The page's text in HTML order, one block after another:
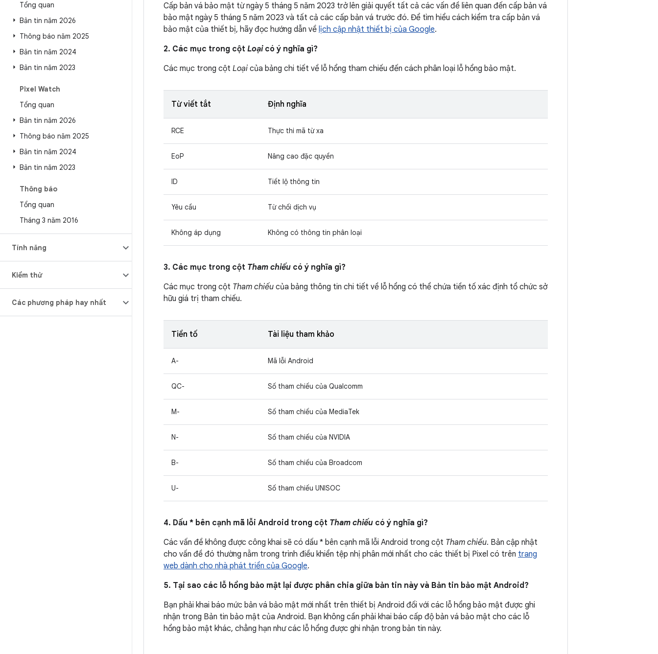
Tổng quan
Bản tin năm 2026
Thông báo năm 2025
Bản tin năm 2024
Bản tin năm 2023
Pixel Watch
Tổng quan
Bản tin năm 2026
Thông báo năm 2025
Bản tin năm 2024
Bản tin năm 2023
Thông báo
Tổng quan
Tháng 3 năm 2016
Tính năng
Kiểm thử
Các phương pháp hay nhất
Cấp bản vá bảo mật từ ngày 5 tháng 5 năm 2023 trở lên giải quyết tất cả các vấn đề liên quan đến cấp bản vá
bảo mật ngày 5 tháng 5 năm 2023 và tất cả các cấp bản vá trước đó. Để tìm hiểu cách kiểm tra cấp bản vá
bảo mật của thiết bị, hãy đọc hướng dẫn về lịch cập nhật thiết bị của Google.
2. Các mục trong cột Loạicó ý nghĩa gì?
Các mục trong cột Loại của bảng chi tiết về lỗ hổng tham chiếu đến cách phân loại lỗ hổng bảo mật.
Từ viết tắt Định nghĩa
RCE Thực thi mã từ xa
EoP Nâng cao đặc quyền
ID Tiết lộ thông tin
Yêu cầu Từ chối dịch vụ
Không áp dụng Không có thông tin phân loại
3. Các mục trong cột Tham chiếu có ý nghĩa gì?
Các mục trong cột Tham chiếu của bảng thông tin chi tiết về lỗ hổng có thể chứa tiền tố xác định tổ chức sở
hữu giá trị tham chiếu.
Tiền tố Tài liệu tham khảo
A- Mã lỗi Android
QC- Số tham chiếu của Qualcomm
M- Số tham chiếu của MediaTek
N- Số tham chiếu của NVIDIA
B- Số tham chiếu của Broadcom
U- Số tham chiếu UNISOC
4. Dấu * bên cạnh mã lỗi Android trong cột Tham chiếu có ý nghĩa gì?
Các vấn đề không được công khai sẽ có dấu * bên cạnh mã lỗi Android trong cột Tham chiếu. Bản cập nhật
cho vấn đề đó thường nằm trong trình điều khiển tệp nhị phân mới nhất cho các thiết bị Pixel có trên trang
web dành cho nhà phát triển của Google.
5. Tại sao các lỗ hổng bảo mật lại được phân chia giữa bản tin này và Bản tin bảo mật Android?
Bạn phải khai báo mức bản vá bảo mật mới nhất trên thiết bị Android đối với các lỗ hổng bảo mật được ghi
nhận trong Bản tin bảo mật của Android. Bạn không cần phải khai báo cấp độ bản vá bảo mật cho các lỗ
hổng bảo mật khác, chẳng hạn như các lỗ hổng được ghi nhận trong bản tin này.